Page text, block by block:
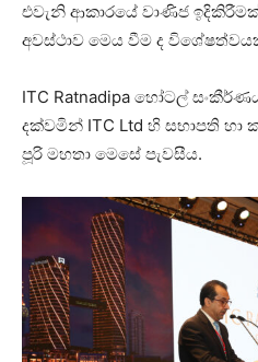
එවැනි ආකාරයේ වාණිජ
අවස්ථාව මෙය වීම ද
ITC Ratnadipa හෝටල්
දක්වමින් ITC Ltd හි සභාපති හා
පූරි මහතා මෙසේ පැවසීය.